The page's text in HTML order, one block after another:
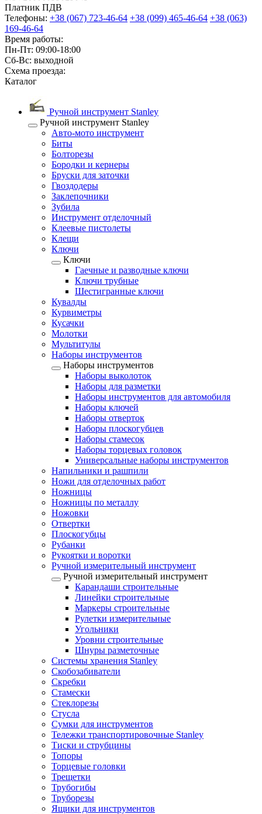
Платник ПДВ
Телефоны: +38 (067) 723-46-64 +38 (099) 465-46-64 +38 (063)
169-46-64
Время работы:
Пн-Пт: 09:00-18:00
Сб-Вс: выходной
Схема проезда:
Каталог
Ручной инструмент Stanley
Ручной инструмент Stanley
Авто-мото инструмент
Биты
Болторезы
Бородки и кернеры
Бруски для заточки
Гвоздодеры
Заклепочники
Зубила
Инструмент отделочный
Клеевые пистолеты
Клещи
Ключи
Ключи
Гаечные и разводные ключи
Ключи трубные
Шестигранные ключи
Кувалды
Курвиметры
Кусачки
Молотки
Мультитулы
Наборы инструментов
Наборы инструментов
Наборы выколоток
Наборы для разметки
Наборы инструментов для автомобиля
Наборы ключей
Наборы отверток
Наборы плоскогубцев
Наборы стамесок
Наборы торцевых головок
Универсальные наборы инструментов
Напильники и рашпили
Ножи для отделочных работ
Ножницы
Ножницы по металлу
Ножовки
Отвертки
Плоскогубцы
Рубанки
Рукоятки и воротки
Ручной измерительный инструмент
Ручной измерительный инструмент
Карандаши строительные
Линейки строительные
Маркеры строительные
Рулетки измерительные
Угольники
Уровни строительные
Шнуры разметочные
Системы хранения Stanley
Скобозабиватели
Скребки
Стамески
Стеклорезы
Стусла
Сумки для инструментов
Тележки транспортировочные Stanley
Тиски и струбцины
Топоры
Торцевые головки
Трещетки
Трубогибы
Труборезы
Ящики для инструментов